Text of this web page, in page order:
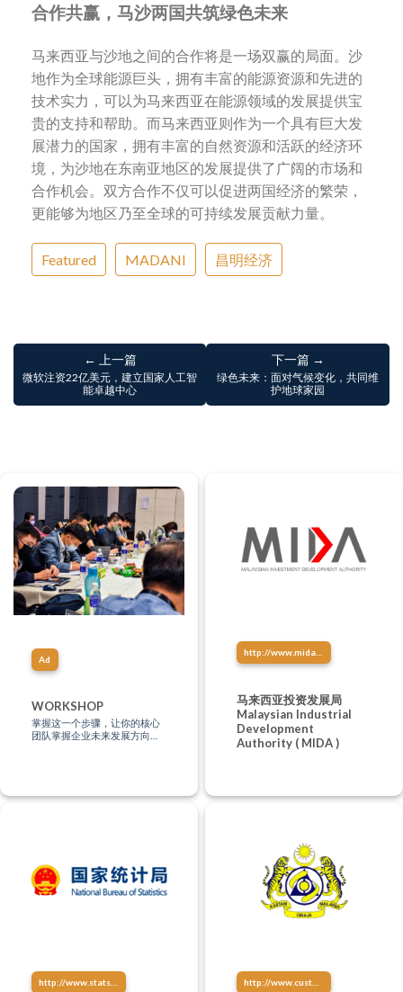
合作共赢，马沙两国共筑绿色未来
马来西亚与沙地之间的合作将是一场双赢的局面。沙
地作为全球能源巨头，拥有丰富的能源资源和先进的
技术实力，可以为马来西亚在能源领域的发展提供宝
贵的支持和帮助。而马来西亚则作为一个具有巨大发
展潜力的国家，拥有丰富的自然资源和活跃的经济环
境，为沙地在东南亚地区的发展提供了广阔的市场和
合作机会。双方合作不仅可以促进两国经济的繁荣，
更能够为地区乃至全球的可持续发展贡献力量。
Featured MADANI 昌明经济
← 上一篇
微软注资22亿美元，建立国家人工智
能卓越中心
下一篇 →
绿色未来：面对气候变化，共同维
护地球家园
Ad
WORKSHOP
掌握这一个步骤，让你的核心
团队掌握企业未来发展方向、
http://www.mida.gov.my/
马来西亚投资发展局
Malaysian Industrial
Development
Authority ( MIDA )
http://www.stats.gov.cn/ http://www.customs.gov.my/